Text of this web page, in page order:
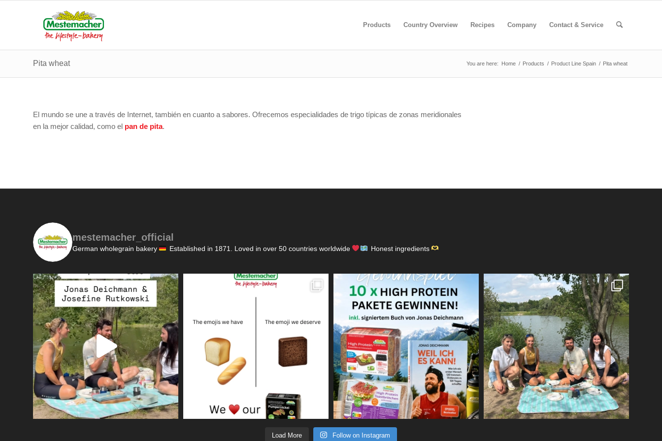
Products Country Overview Recipes Company Contact & Service
Pita wheat You are here: Home / Products / Product Line Spain / Pita wheat
El mundo se une a través de Internet, también en cuanto a sabores. Ofrecemos especialidades de trigo típicas de zonas meridionales
en la mejor calidad, como el pan de pita.
mestemacher_official
German wholegrain bakery Established in 1871. Loved in over 50 countries worldwide Honest ingredients
Load More Follow on Instagram